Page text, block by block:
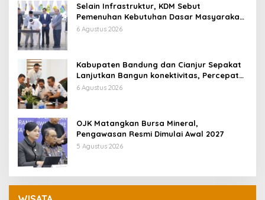
Selain Infrastruktur, KDM Sebut
Pemenuhan Kebutuhan Dasar Masyarakat
Jadi Fokus APBD Jabar 2027
6 Agustus 2026
Kabupaten Bandung dan Cianjur Sepakat
Lanjutkan Bangun konektivitas, Percepat
Pertumbuhan Ekonomi Daerah
6 Agustus 2026
OJK Matangkan Bursa Mineral,
Pengawasan Resmi Dimulai Awal 2027
5 Agustus 2026